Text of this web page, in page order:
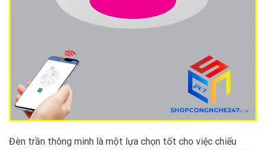
Đèn trần thông minh là một lựa chọn tốt cho việc chiếu